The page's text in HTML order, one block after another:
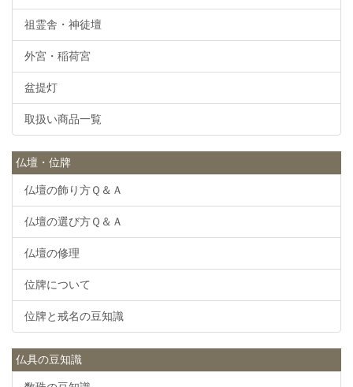
祖霊舎・神徒壇
外宮・稲荷宮
盆提灯
取扱い商品一覧
仏壇・位牌
仏壇の飾り方Ｑ＆Ａ
仏壇の選び方Ｑ＆Ａ
仏壇の修理
位牌について
位牌と戒名の豆知識
仏具の豆知識